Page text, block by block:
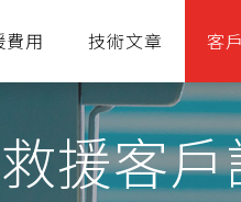
費用 技術文章 客
援客